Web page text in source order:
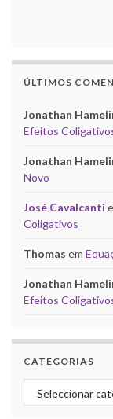
ÚLTIMOS
Jonathan
Efeitos
Jonathan
Novo
José Cavalcanti
Coligativos
Thomas em
Jonathan
Efeitos
CATEGORIAS
Categorias